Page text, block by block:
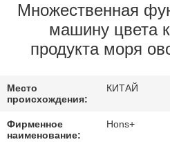
ПРОВЕРКА
КАЧЕСТВА
СВЯЖИТЕСЬ
МЫ
Множественная
машину цвета
продукта моря
Место
происхождения:
КИТАЙ
Фирменное
наименование:
Hons+